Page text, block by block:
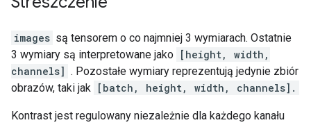
images są tensorem o co najmniej 3 wymiarach. Ostatnie
3 wymiary są interpretowane jako [height, width,
channels] . Pozostałe wymiary reprezentują jedynie zbiór
obrazów, taki jak [batch, height, width, channels].
Kontrast jest regulowany niezależnie dla każdego kanału